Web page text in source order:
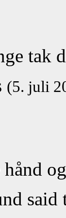
tak
(5. juli
said